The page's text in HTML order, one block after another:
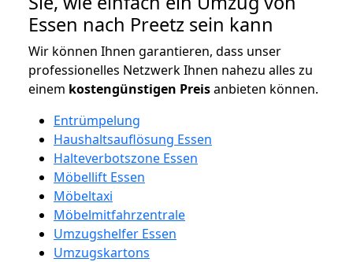
Essen nach Preetz sein kann
Wir können Ihnen garantieren, dass unser
professionelles Netzwerk Ihnen nahezu alles zu
einem kostengünstigen Preisanbieten können.
Entrümpelung
Haushaltsauflösung Essen
Halteverbotszone Essen
Möbellift Essen
Möbeltaxi
Möbelmitfahrzentrale
Umzugshelfer Essen
Umzugskartons